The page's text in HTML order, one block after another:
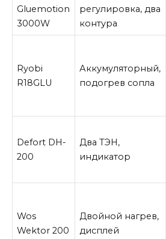
Gluemotion
3000W
регулировка, два
контура
Ryobi
R18GLU
Аккумуляторный,
подогрев сопла
Defort DH-
200
Два ТЭН,
индикатор
Wos
Wektor 200
Двойной нагрев,
дисплей